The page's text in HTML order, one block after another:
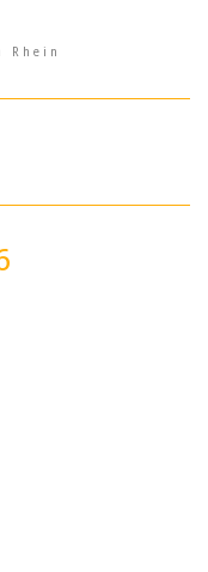
Rhein